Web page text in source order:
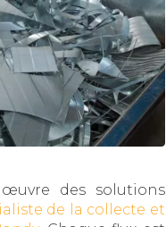
des solutions
de la collecte et